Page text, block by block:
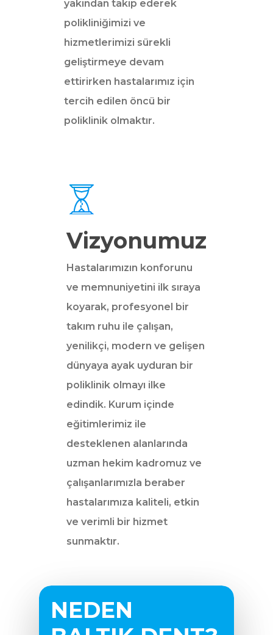
yakından takip ederek
polikliniğimizi ve
hizmetlerimizi sürekli
geliştirmeye devam
ettirirken hastalarımız için
tercih edilen öncü bir
poliklinik olmaktır.
Vizyonumuz
Hastalarımızın konforunu
ve memnuniyetini ilk sıraya
koyarak, profesyonel bir
takım ruhu ile çalışan,
yenilikçi, modern ve gelişen
dünyaya ayak uyduran bir
poliklinik olmayı ilke
edindik. Kurum içinde
eğitimlerimiz ile
desteklenen alanlarında
uzman hekim kadromuz ve
çalışanlarımızla beraber
hastalarımıza kaliteli, etkin
ve verimli bir hizmet
sunmaktır.
NEDEN